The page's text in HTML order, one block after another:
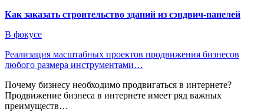
Как заказать строительство зданий из сэндвич-панелей
В фокусе
Реализация масштабных проектов продвижения бизнесов
любого размера инструментами…
Почему бизнесу необходимо продвигаться в интернете?
Продвижение бизнеса в интернете имеет ряд важных
преимуществ…